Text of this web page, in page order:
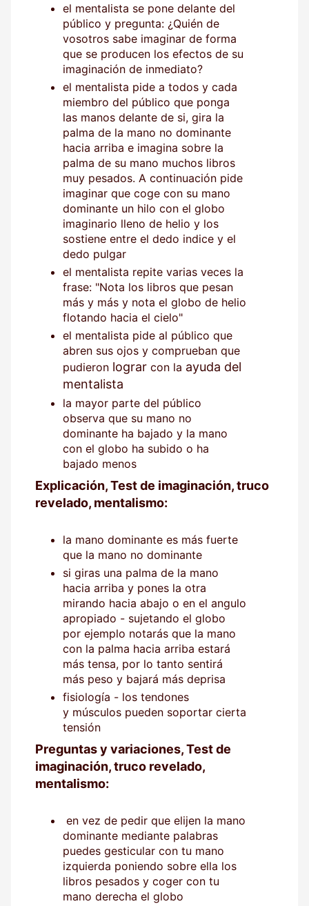
el mentalista se pone delante del
público y pregunta: ¿Quién de
vosotros sabe imaginar de forma
que se producen los efectos de su
imaginación de inmediato?
el mentalista pide a todos y cada
miembro del público que ponga
las manos delante de si, gira la
palma de la mano no dominante
hacia arriba e imagina sobre la
palma de su mano muchos libros
muy pesados. A continuación pide
imaginar que coge con su mano
dominante un hilo con el globo
imaginario lleno de helio y los
sostiene entre el dedo indice y el
dedo pulgar
el mentalista repite varias veces la
frase: "Nota los libros que pesan
más y más y nota el globo de helio
flotando hacia el cielo"
el mentalista pide al público que
abren sus ojos y comprueban que
pudieron lograr con la ayuda del
mentalista
la mayor parte del público
observa que su mano no
dominante ha bajado y la mano
con el globo ha subido o ha
bajado menos
Explicación, Test de imaginación, truco
revelado, mentalismo:
la mano dominante es más fuerte
que la mano no dominante
si giras una palma de la mano
hacia arriba y pones la otra
mirando hacia abajo o en el angulo
apropiado - sujetando el globo
por ejemplo notarás que la mano
con la palma hacia arriba estará
más tensa, por lo tanto sentirá
más peso y bajará más deprisa
fisiología - los tendones
y músculos pueden soportar cierta
tensión
Preguntas y variaciones, Test de
imaginación, truco revelado,
mentalismo:
en vez de pedir que elijen la mano
dominante mediante palabras
puedes gesticular con tu mano
izquierda poniendo sobre ella los
libros pesados y coger con tu
mano derecha el globo